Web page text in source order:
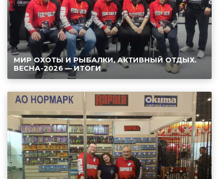
МИР ОХОТЫ И РЫБАЛКИ, АКТИВНЫЙ ОТДЫХ.
ВЕСНА-2026 — ИТОГИ